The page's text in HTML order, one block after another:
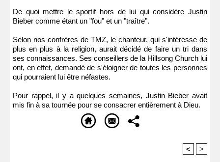
De quoi mettre le sportif hors de lui qui considère Justin
Bieber comme étant un "fou" et un "traître".
Selon nos confrères de TMZ, le chanteur, qui s'intéresse de
plus en plus à la religion, aurait décidé de faire un tri dans
ses connaissances. Ses conseillers de la Hillsong Church lui
ont, en effet, demandé de s'éloigner de toutes les personnes
qui pourraient lui être néfastes.
Pour rappel, il y a quelques semaines, Justin Bieber avait
mis fin à sa tournée pour se consacrer entièrement à Dieu.
< >